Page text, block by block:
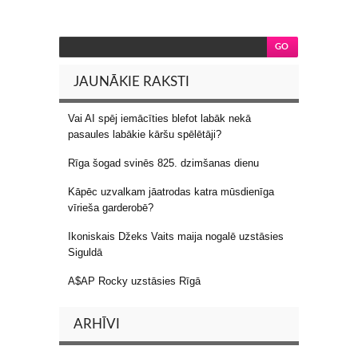
JAUNĀKIE RAKSTI
Vai AI spēj iemācīties blefot labāk nekā
pasaules labākie kāršu spēlētāji?
Rīga šogad svinēs 825. dzimšanas dienu
Kāpēc uzvalkam jāatrodas katra mūsdienīga
vīrieša garderobē?
Ikoniskais Džeks Vaits maija nogalē uzstāsies
Siguldā
A$AP Rocky uzstāsies Rīgā
ARHĪVI